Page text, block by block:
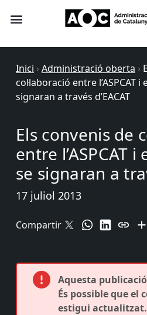
Inici › Administració oberta ›
col·laboració entre l’ASPCAT
signaran a través d’EACAT
Els convenis de
entre l’ASPCAT
se signaran a
17 juliol 2013
Compartir
Aquesta
És possible que el
estigui actualitzat.